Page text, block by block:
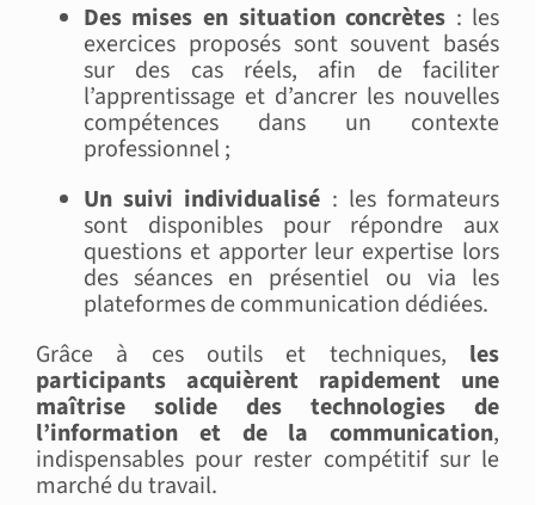
Des mises en situation concrètes : les
exercices proposés sont souvent basés
sur des cas réels, afin de faciliter
l’apprentissage et d’ancrer les nouvelles
compétences dans un contexte
professionnel ;
Un suivi individualisé : les formateurs
sont disponibles pour répondre aux
questions et apporter leur expertise lors
des séances en présentiel ou via les
plateformes de communication dédiées.
Grâce à ces outils et techniques, les
participants acquièrent rapidement une
maîtrise solide des technologies de
l’information et de la communication,
indispensables pour rester compétitif sur le
marché du travail.